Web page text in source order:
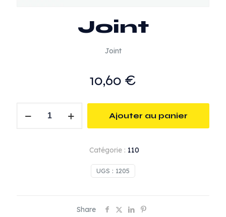
Joint
Joint
10,60€
Ajouter au panier
UGS : 1205
Catégorie : 110
Share